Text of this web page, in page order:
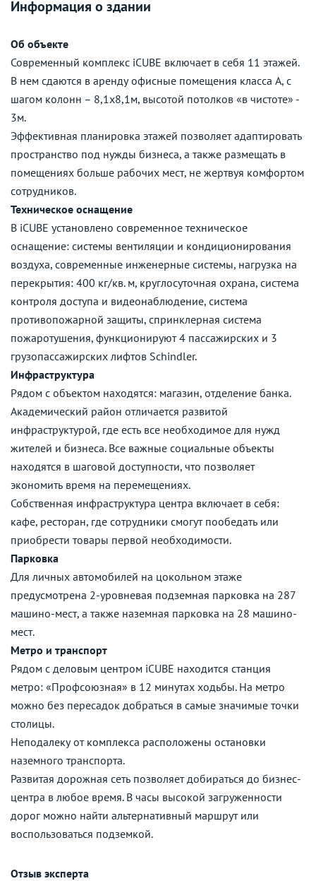
Информация о здании
Об объекте
Современный комплекс iCUBE включает в себя 11 этажей.
В нем сдаются в аренду офисные помещения класса А, с
шагом колонн – 8,1х8,1м, высотой потолков «в чистоте» -
3м.
Эффективная планировка этажей позволяет адаптировать
пространство под нужды бизнеса, а также размещать в
помещениях больше рабочих мест, не жертвуя комфортом
сотрудников.
Техническое оснащение
В iCUBE установлено современное техническое
оснащение: системы вентиляции и кондиционирования
воздуха, современные инженерные системы, нагрузка на
перекрытия: 400 кг/кв. м, круглосуточная охрана, система
контроля доступа и видеонаблюдение, система
противопожарной защиты, спринклерная система
пожаротушения, функционируют 4 пассажирских и 3
грузопассажирских лифтов Schindler.
Инфраструктура
Рядом с объектом находятся: магазин, отделение банка.
Академический район отличается развитой
инфраструктурой, где есть все необходимое для нужд
жителей и бизнеса. Все важные социальные объекты
находятся в шаговой доступности, что позволяет
экономить время на перемещениях.
Собственная инфраструктура центра включает в себя:
кафе, ресторан, где сотрудники смогут пообедать или
приобрести товары первой необходимости.
Парковка
Для личных автомобилей на цокольном этаже
предусмотрена 2-уровневая подземная парковка на 287
машино-мест, а также наземная парковка на 28 машино-
мест.
Метро и транспорт
Рядом с деловым центром iCUBE находится станция
метро: «Профсоюзная» в 12 минутах ходьбы. На метро
можно без пересадок добраться в самые значимые точки
столицы.
Неподалеку от комплекса расположены остановки
наземного транспорта.
Развитая дорожная сеть позволяет добираться до бизнес-
центра в любое время. В часы высокой загруженности
дорог можно найти альтернативный маршрут или
воспользоваться подземкой.
Отзыв эксперта